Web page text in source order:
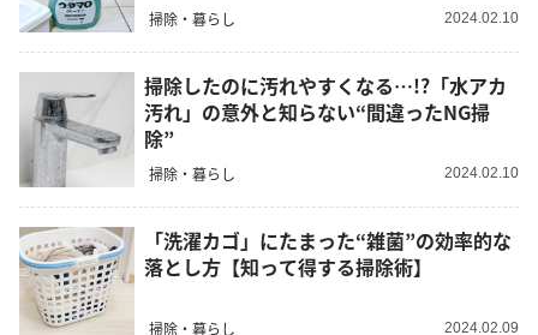
掃除・暮らし 2024.02.10
掃除したのに汚れやすくなる…!?「水アカ
汚れ」の意外と知らない“間違ったNG掃
除”
掃除・暮らし 2024.02.10
「洗濯カゴ」にたまった“雑菌”の効率的な
落とし方【知って得する掃除術】
掃除・暮らし 2024.02.09